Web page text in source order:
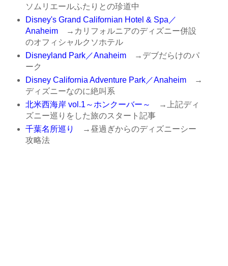
ソムリエールふたりとの珍道中
Disney's Grand Californian Hotel & Spa／
Anaheim→カリフォルニアのディズニー併設
のオフィシャルクソホテル
Disneyland Park／Anaheim→デブだらけのパ
ーク
Disney California Adventure Park／Anaheim→
ディズニーなのに絶叫系
北米西海岸 vol.1～ホンクーバー～
→上記ディ
ズニー巡りをした旅のスタート記事
千葉名所巡り
→昼過ぎからのディズニーシー
攻略法